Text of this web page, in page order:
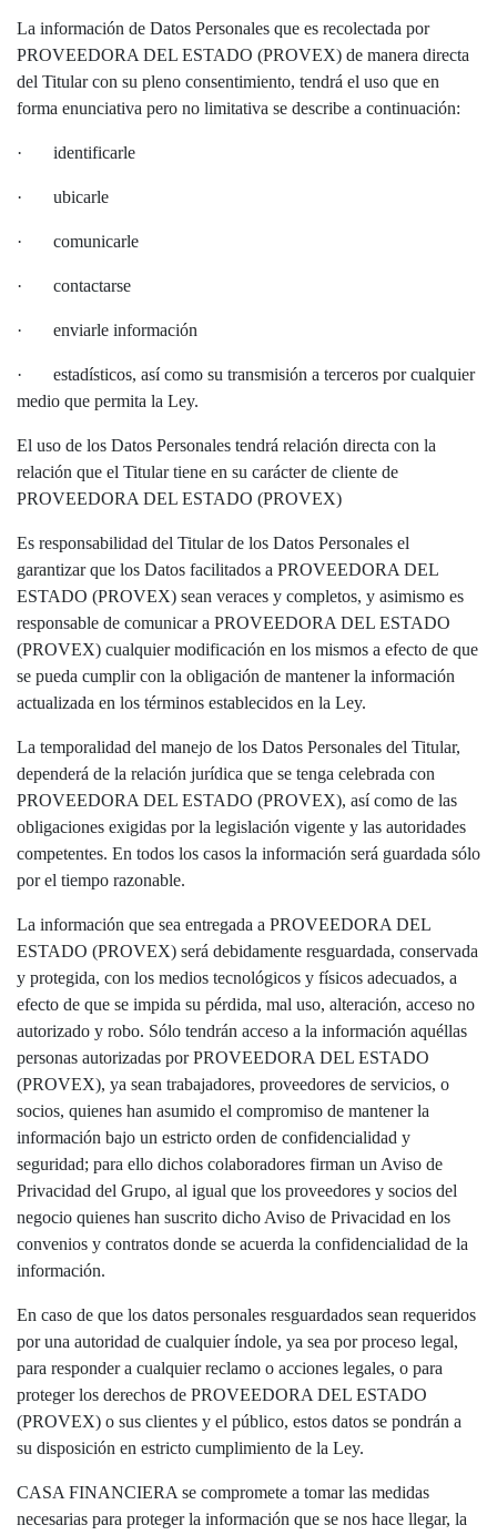
La información de Datos Personales que es recolectada por
PROVEEDORA DEL ESTADO (PROVEX) de manera directa
del Titular con su pleno consentimiento, tendrá el uso que en
forma enunciativa pero no limitativa se describe a continuación:
· identificarle
· ubicarle
· comunicarle
· contactarse
· enviarle información
·
estadísticos, así como su transmisión a terceros por cualquier
medio que permita la Ley.
El uso de los Datos Personales tendrá relación directa con la
relación que el Titular tiene en su carácter de cliente de
PROVEEDORA DEL ESTADO (PROVEX)
Es responsabilidad del Titular de los Datos Personales el
garantizar que los Datos facilitados a PROVEEDORA DEL
ESTADO (PROVEX) sean veraces y completos, y asimismo es
responsable de comunicar a PROVEEDORA DEL ESTADO
(PROVEX) cualquier modificación en los mismos a efecto de que
se pueda cumplir con la obligación de mantener la información
actualizada en los términos establecidos en la Ley.
La temporalidad del manejo de los Datos Personales del Titular,
dependerá de la relación jurídica que se tenga celebrada con
PROVEEDORA DEL ESTADO (PROVEX), así como de las
obligaciones exigidas por la legislación vigente y las autoridades
competentes. En todos los casos la información será guardada sólo
por el tiempo razonable.
La información que sea entregada a PROVEEDORA DEL
ESTADO (PROVEX) será debidamente resguardada, conservada
y protegida, con los medios tecnológicos y físicos adecuados, a
efecto de que se impida su pérdida, mal uso, alteración, acceso no
autorizado y robo. Sólo tendrán acceso a la información aquéllas
personas autorizadas por PROVEEDORA DEL ESTADO
(PROVEX), ya sean trabajadores, proveedores de servicios, o
socios, quienes han asumido el compromiso de mantener la
información bajo un estricto orden de confidencialidad y
seguridad; para ello dichos colaboradores firman un Aviso de
Privacidad del Grupo, al igual que los proveedores y socios del
negocio quienes han suscrito dicho Aviso de Privacidad en los
convenios y contratos donde se acuerda la confidencialidad de la
información.
En caso de que los datos personales resguardados sean requeridos
por una autoridad de cualquier índole, ya sea por proceso legal,
para responder a cualquier reclamo o acciones legales, o para
proteger los derechos de PROVEEDORA DEL ESTADO
(PROVEX) o sus clientes y el público, estos datos se pondrán a
su disposición en estricto cumplimiento de la Ley.
CASA FINANCIERA se compromete a tomar las medidas
necesarias para proteger la información que se nos hace llegar, la